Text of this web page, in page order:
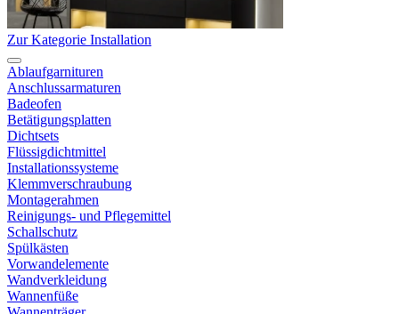
Zur Kategorie Installation
Ablaufgarnituren
Anschlussarmaturen
Badeofen
Betätigungsplatten
Dichtsets
Flüssigdichtmittel
Installationssysteme
Klemmverschraubung
Montagerahmen
Reinigungs- und Pflegemittel
Schallschutz
Spülkästen
Vorwandelemente
Wandverkleidung
Wannenfüße